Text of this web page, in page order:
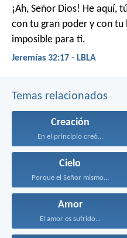
¡Ah, Señor Dios! He aquí,
con tu gran poder y con
imposible para ti.
Jeremías 32:17 - LBLA
Temas relacionados
Creación
En el principio creó...
Cielo
Porque el Señor mismo...
Amor
El amor es sufrido...